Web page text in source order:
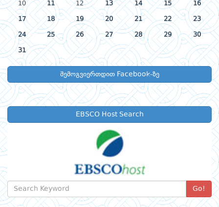
10 11 12 13 14 15 16
17 18 19 20 21 22 23
24 25 26 27 28 29 30
31
შემოგვიერთდით Facebook-ზე
EBSCO Host Search
Go!